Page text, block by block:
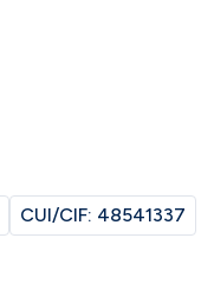
CUI/CIF: 48541337